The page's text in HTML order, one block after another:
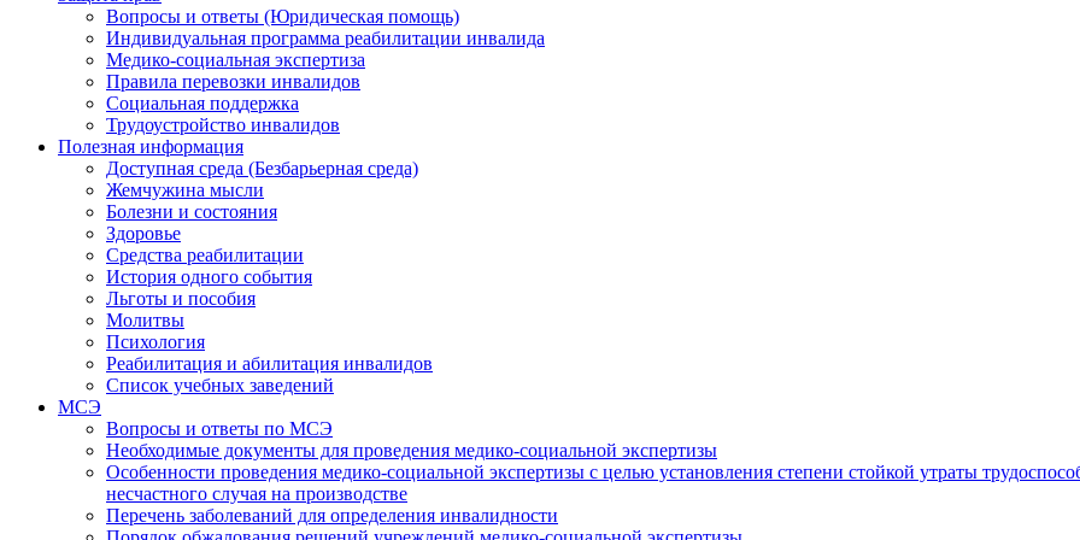
Вопросы и ответы (Юридическая помощь)
Индивидуальная программа реабилитации инвалида
Медико-социальная экспертиза
Правила перевозки инвалидов
Социальная поддержка
Трудоустройство инвалидов
Полезная информация
Доступная среда (Безбарьерная среда)
Жемчужина мысли
Болезни и состояния
Здоровье
Средства реабилитации
История одного события
Льготы и пособия
Молитвы
Психология
Реабилитация и абилитация инвалидов
Список учебных заведений
МСЭ
Вопросы и ответы по МСЭ
Необходимые документы для проведения медико-социальной экспертизы
Особенности проведения медико-социальной экспертизы с целью установления степени стойкой утраты
несчастного случая на производстве
Перечень заболеваний для определения инвалидности